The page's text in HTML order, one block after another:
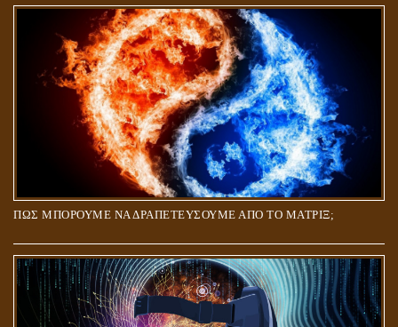
ΠΩΣ ΜΠΟΡΟΥΜΕ ΝΑ ΔΡΑΠΕΤΕΥΣΟΥΜΕ ΑΠΟ ΤΟ ΜΑΤΡΙΞ;